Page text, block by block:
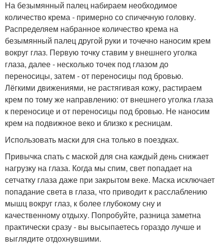
На безымянный палец набираем необходимое
количество крема - примерно со спичечную головку.
Распределяем набранное количество крема на
безымянный палец другой руки и точечно наносим крем
вокруг глаз. Первую точку ставим у внешнего уголка
глаза, далее - несколько точек под глазом до
переносицы, затем - от переносицы под бровью.
Лёгкими движениями, не растягивая кожу, растираем
крем по тому же направлению: от внешнего уголка глаза
к переносице и от переносицы под бровью. Не наносим
крем на подвижное веко и близко к ресницам.
Использовать маски для сна только в поездках.
Привычка спать с маской для сна каждый день снижает
нагрузку на глаза. Когда мы спим, свет попадает на
сетчатку глаза даже при закрытом веке. Маска исключает
попадание света в глаза, что приводит к расслаблению
мышц вокруг глаз, к более глубокому сну и
качественному отдыху. Попробуйте, разница заметна
практически сразу - вы высыпаетесь гораздо лучше и
выглядите отдохнувшими.